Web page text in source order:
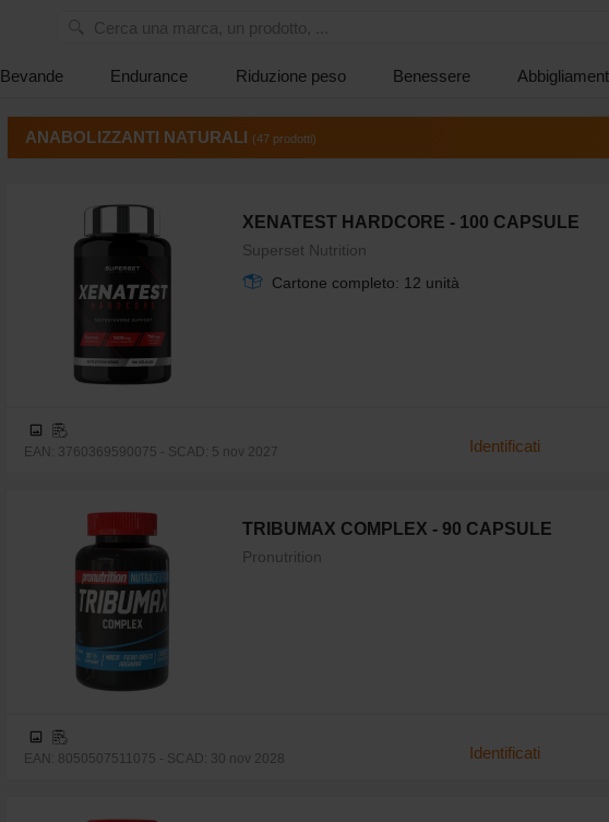
Cerca una marca, un prodotto, ...
Bevande Endurance Riduzione peso Benessere
ANABOLIZZANTI NATURALI (47 prodotti)
XENATEST HARDCORE - 100 CAPSULE
Superset Nutrition
Cartone completo: 12 unità
EAN: 3760369590075 - SCAD: 5 nov 2027 Identificati
TRIBUMAX COMPLEX - 90 CAPSULE
Pronutrition
EAN: 8050507511075 - SCAD: 30 nov 2028 Identificati